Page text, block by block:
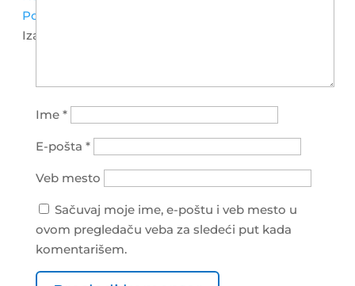
Postanite Distributer
Izaberite stranicu
Ime *
E-pošta *
Veb mesto
Sačuvaj moje ime, e-poštu i veb mesto u
ovom pregledaču veba za sledeći put kada
komentarišem.